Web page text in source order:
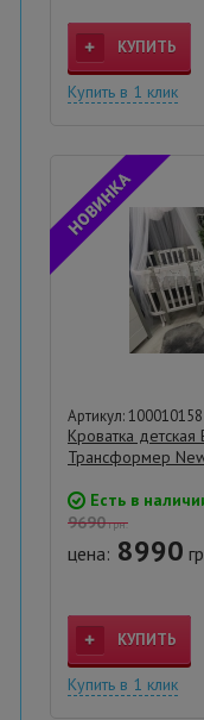
КУПИТЬ
Купить в 1 клик
Артикул: 100010158
Кроватка
Трансформер
Есть в
9690грн.
цена: 8990
КУПИТЬ
Купить в 1 клик